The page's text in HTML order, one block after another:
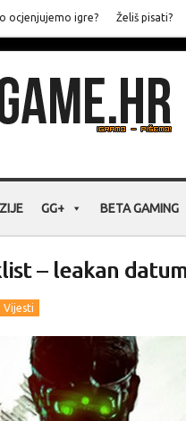
ocjenjujemo igre? Želiš pisati?
GG+ BETA GAMING
– leakan
Vijesti